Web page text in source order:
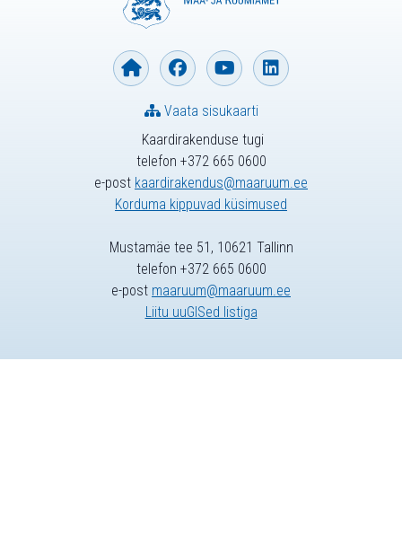
Kaardirakenduse tugi
telefon +372 665 0600
e-post kaardirakendus@maaruum.ee
Korduma kippuvad küsimused
Vaata sisukaarti
Mustamäe tee 51, 10621 Tallinn
telefon +372 665 0600
e-post maaruum@maaruum.ee
Liitu uuGISed listiga